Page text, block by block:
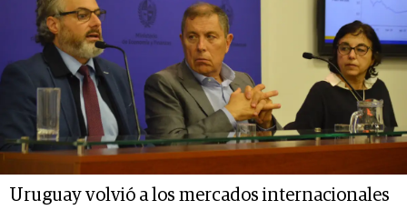
Uruguay volvió a los mercados internacionales